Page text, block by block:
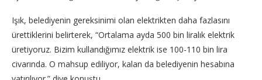
Işık, belediyenin gereksinimi olan elektrikten daha fazlasını
ürettiklerini belirterek, “Ortalama ayda 500 bin liralık elektrik
üretiyoruz. Bizim kullandığımız elektrik ise 100-110 bin lira
civarında. O mahsup ediliyor, kalan da belediyenin hesabına